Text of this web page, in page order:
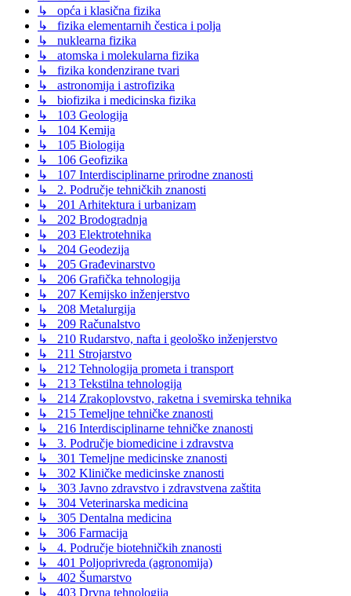
↳ opća i klasična fizika
↳ fizika elementarnih čestica i polja
↳ nuklearna fizika
↳ atomska i molekularna fizika
↳ fizika kondenzirane tvari
↳ astronomija i astrofizika
↳ biofizika i medicinska fizika
↳ 103 Geologija
↳ 104 Kemija
↳ 105 Biologija
↳ 106 Geofizika
↳ 107 Interdisciplinarne prirodne znanosti
↳ 2. Područje tehničkih znanosti
↳ 201 Arhitektura i urbanizam
↳ 202 Brodogradnja
↳ 203 Elektrotehnika
↳ 204 Geodezija
↳ 205 Građevinarstvo
↳ 206 Grafička tehnologija
↳ 207 Kemijsko inženjerstvo
↳ 208 Metalurgija
↳ 209 Računalstvo
↳ 210 Rudarstvo, nafta i geološko inženjerstvo
↳ 211 Strojarstvo
↳ 212 Tehnologija prometa i transport
↳ 213 Tekstilna tehnologija
↳ 214 Zrakoplovstvo, raketna i svemirska tehnika
↳ 215 Temeljne tehničke znanosti
↳ 216 Interdisciplinarne tehničke znanosti
↳ 3. Područje biomedicine i zdravstva
↳ 301 Temeljne medicinske znanosti
↳ 302 Kliničke medicinske znanosti
↳ 303 Javno zdravstvo i zdravstvena zaštita
↳ 304 Veterinarska medicina
↳ 305 Dentalna medicina
↳ 306 Farmacija
↳ 4. Područje biotehničkih znanosti
↳ 401 Poljoprivreda (agronomija)
↳ 402 Šumarstvo
↳ 403 Drvna tehnologija